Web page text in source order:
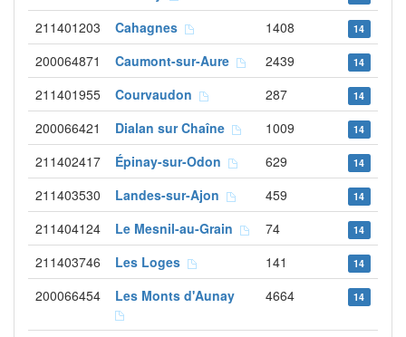
211401203 Cahagnes 1408 14
200064871 Caumont-sur-Aure 2439 14
211401955 Courvaudon 287 14
200066421 Dialan sur Chaîne 1009 14
211402417 Épinay-sur-Odon 629 14
211403530 Landes-sur-Ajon 459 14
211404124 Le Mesnil-au-Grain 74 14
211403746 Les Loges 141 14
200066454 Les Monts d'Aunay 4664 14